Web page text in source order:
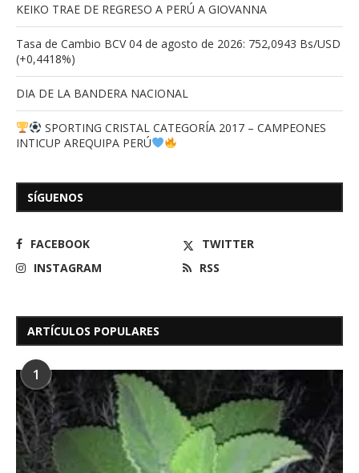
KEIKO TRAE DE REGRESO A PERÚ A GIOVANNA
Tasa de Cambio BCV 04 de agosto de 2026: 752,0943 Bs/USD
(+0,4418%)
DIA DE LA BANDERA NACIONAL
SPORTING CRISTAL CATEGORÍA 2017 – CAMPEONES
INTICUP AREQUIPA PERÚ
SÍGUENOS
FACEBOOK
TWITTER
INSTAGRAM
RSS
ARTÍCULOS POPULARES
1